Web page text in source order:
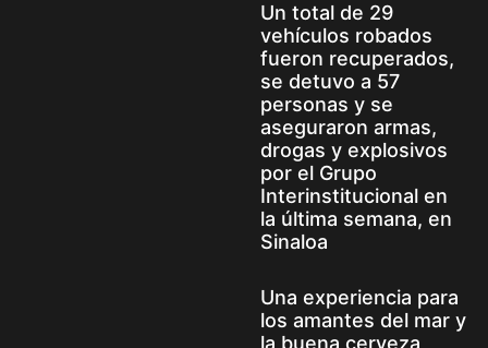
Un total de 29
vehículos robados
fueron recuperados,
se detuvo a 57
personas y se
aseguraron armas,
drogas y explosivos
por el Grupo
Interinstitucional en
la última semana, en
Sinaloa
Una experiencia para
los amantes del mar y